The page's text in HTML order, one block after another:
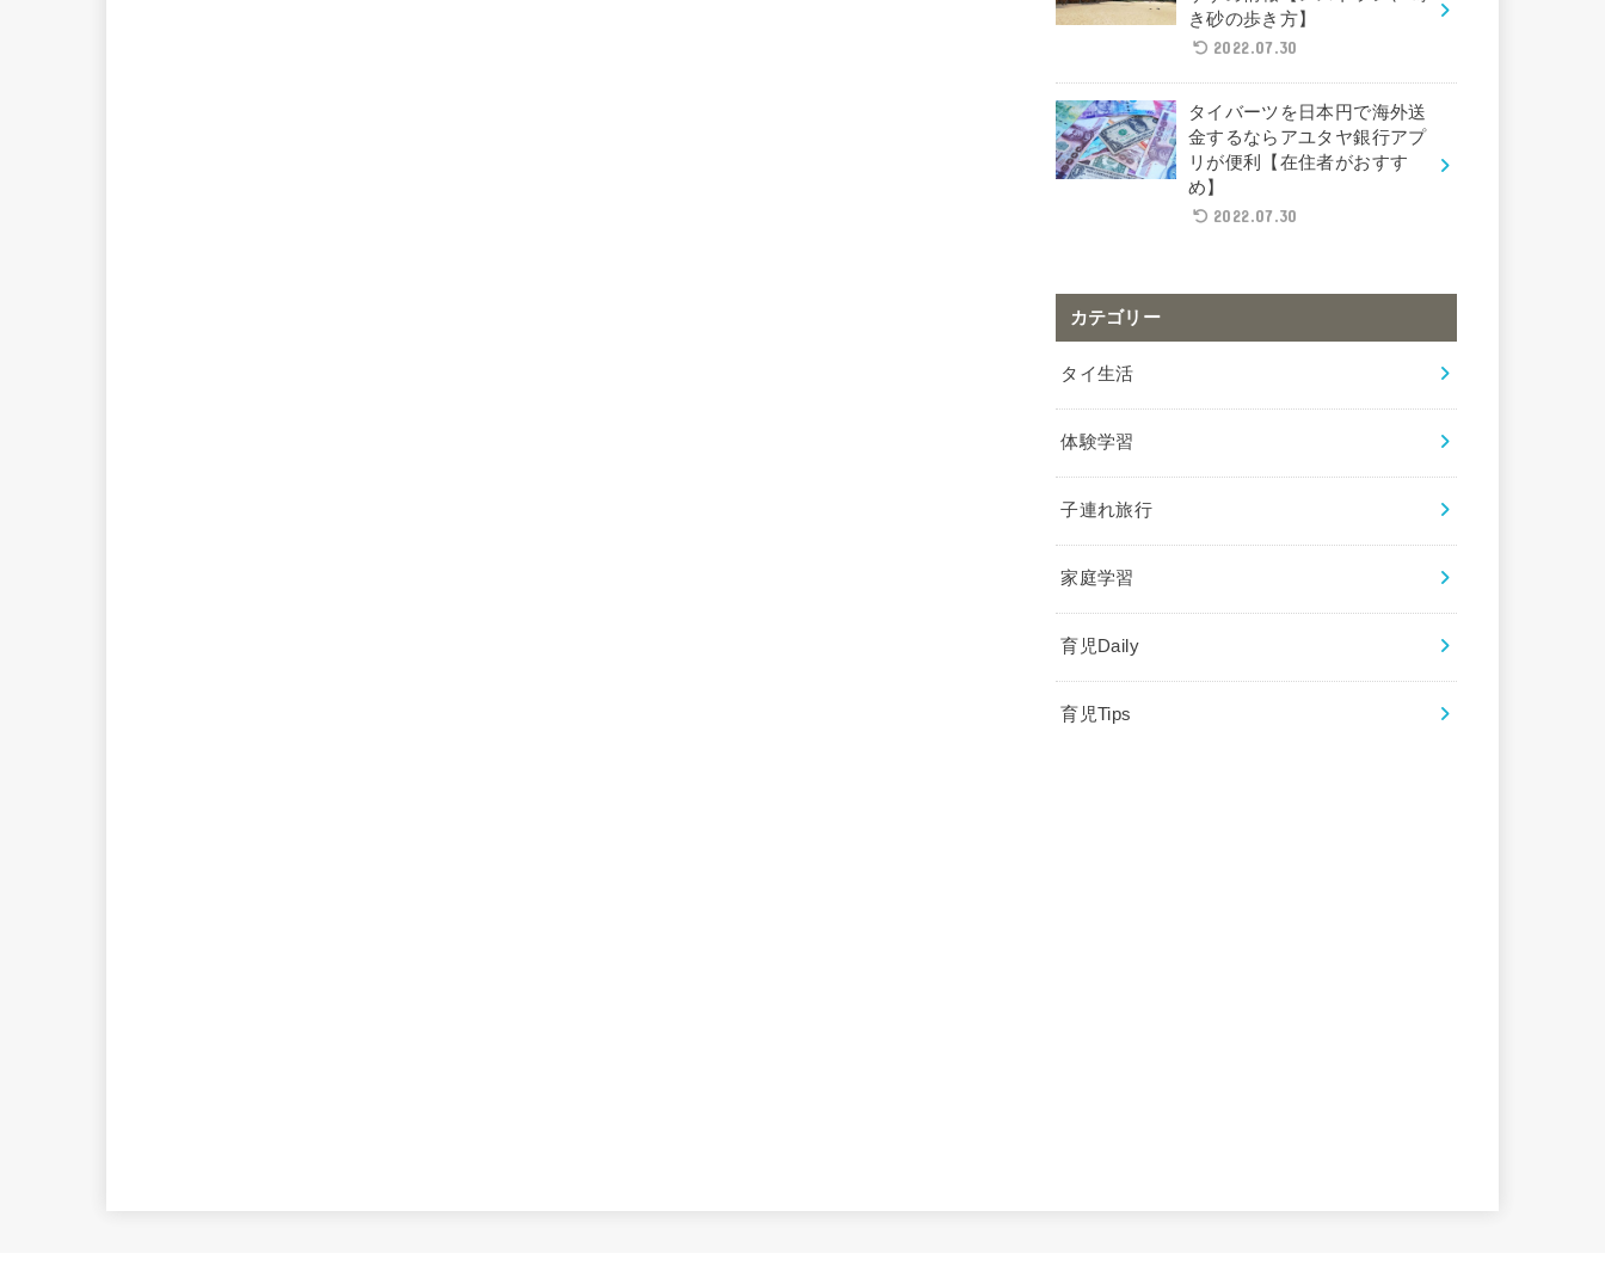
き砂の歩き方】
2022.07.30
タイバーツを日本円で海外送
金するならアユタヤ銀行アプ
リが便利【在住者がおすす
め】
2022.07.30
カテゴリー
タイ生活
体験学習
子連れ旅行
家庭学習
育児Daily
育児Tips